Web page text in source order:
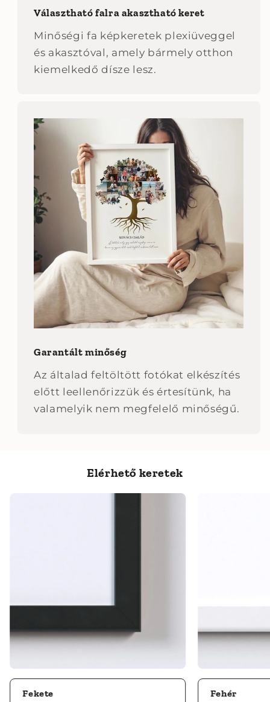
Választható falra akasztható keret
Minőségi fa képkeretek plexiüveggel
és akasztóval, amely bármely otthon
kiemelkedő dísze lesz.
Garantált minőség
Az általad feltöltött fotókat elkészítés
előtt leellenőrizzük és értesítünk, ha
valamelyik nem megfelelő minőségű.
Elérhető keretek
Fekete Fehér